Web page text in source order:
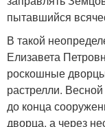
пытавшийся
В такой
Елизавета
роскошные
растрелли.
до конца
дворца, а через